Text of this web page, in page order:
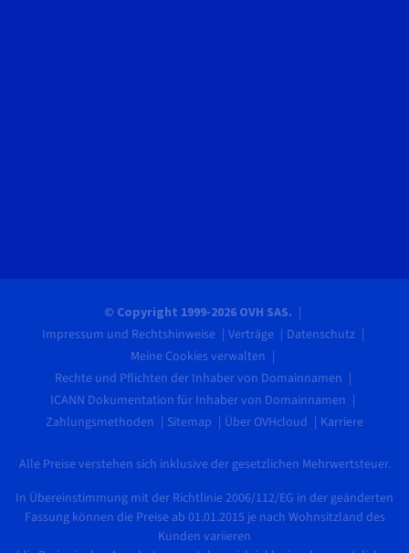
© Copyright 1999-2026 OVH SAS.
Impressum und Rechtshinweise Verträge
Datenschutz
Meine Cookies verwalten
Rechte und Pflichten der Inhaber von Domainnamen
ICANN Dokumentation für Inhaber von Domainnamen
Zahlungsmethoden
Sitemap Über OVHcloud Karriere
Alle Preise verstehen sich inklusive der gesetzlichen Mehrwertsteuer.
In Übereinstimmung mit der Richtlinie 2006/112/EG in der geänderten
Fassung können die Preise ab 01.01.2015 je nach Wohnsitzland des
Kunden variieren